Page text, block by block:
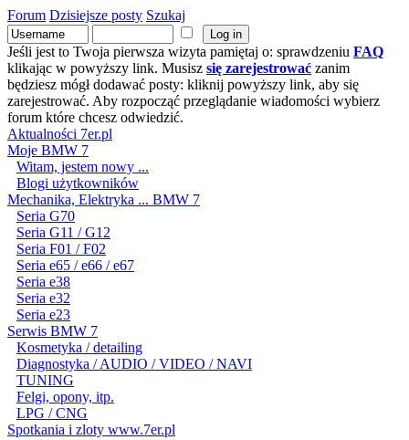
Forum Dzisiejsze posty Szukaj
Jeśli jest to Twoja pierwsza wizyta pamiętaj o: sprawdzeniu FAQ
klikając w powyższy link. Musisz się zarejestrować zanim
będziesz mógł dodawać posty: kliknij powyższy link, aby się
zarejestrować. Aby rozpocząć przeglądanie wiadomości wybierz
forum które chcesz odwiedzić.
Aktualności 7er.pl
Moje BMW 7
Witam, jestem nowy ...
Blogi użytkowników
Mechanika, Elektryka ... BMW 7
Seria G70
Seria G11 / G12
Seria F01 / F02
Seria e65 / e66 / e67
Seria e38
Seria e32
Seria e23
Serwis BMW 7
Kosmetyka / detailing
Diagnostyka / AUDIO / VIDEO / NAVI
TUNING
Felgi, opony, itp.
LPG / CNG
Spotkania i zloty www.7er.pl